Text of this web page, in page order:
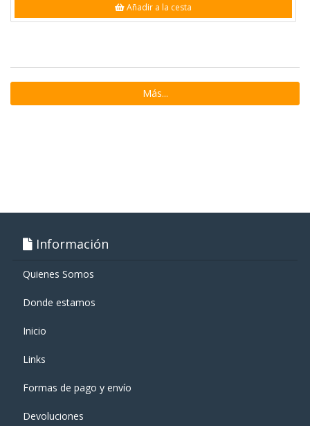
Añadir a la cesta
Más...
Información
Quienes Somos
Donde estamos
Inicio
Links
Formas de pago y enví­o
Devoluciones